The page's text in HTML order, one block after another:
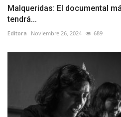
Malqueridas: El documental
tendrá...
Editora Noviembre 26, 2024 689